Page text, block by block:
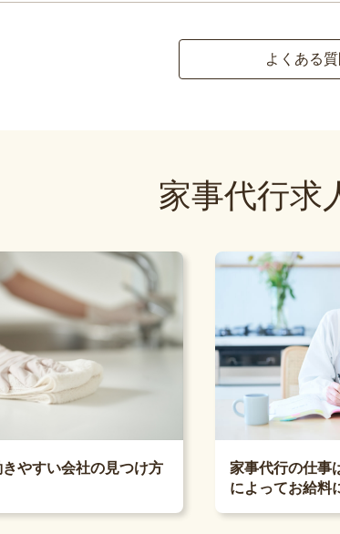
よくある
家事代行求
やすい会社の見つけ方
家事代行の仕事
によってお給料